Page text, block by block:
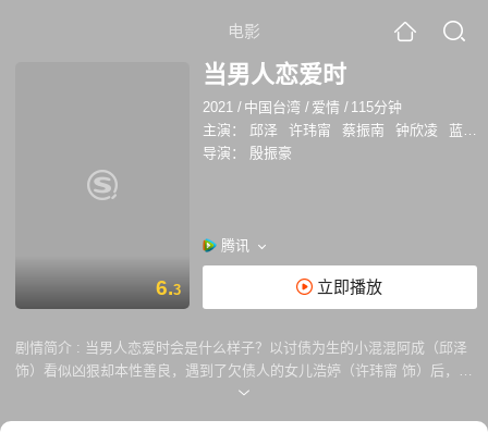
电影
6.3
当男人恋爱时
2021 / 中国台湾 / 爱情 / 115分钟
主演：
邱泽 许玮甯 蔡振南 钟欣凌
蓝苇华
导演：
殷振豪
腾讯
立即播放
剧情简介 : 当男人恋爱时会是什么样子？以讨债为生的小混混阿成（邱泽
饰）看似凶狠却本性善良，遇到了欠债人的女儿浩婷（许玮甯 饰）后，对
浩婷一见钟情的阿成开始变得温柔又幼稚，笨拙地为浩婷打点一切。就在